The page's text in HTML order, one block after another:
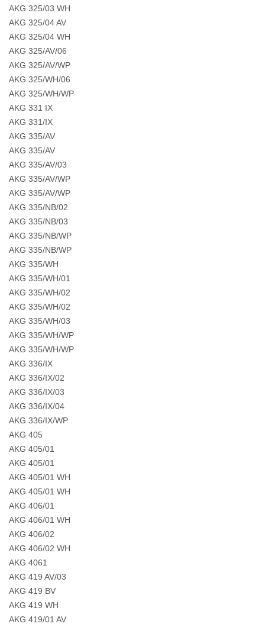
AKG 325/03 WH
AKG 325/04 AV
AKG 325/04 WH
AKG 325/AV/06
AKG 325/AV/WP
AKG 325/WH/06
AKG 325/WH/WP
AKG 331 IX
AKG 331/IX
AKG 335/AV
AKG 335/AV
AKG 335/AV/03
AKG 335/AV/WP
AKG 335/AV/WP
AKG 335/NB/02
AKG 335/NB/03
AKG 335/NB/WP
AKG 335/NB/WP
AKG 335/WH
AKG 335/WH/01
AKG 335/WH/02
AKG 335/WH/02
AKG 335/WH/03
AKG 335/WH/WP
AKG 335/WH/WP
AKG 336/IX
AKG 336/IX/02
AKG 336/IX/03
AKG 336/IX/04
AKG 336/IX/WP
AKG 405
AKG 405/01
AKG 405/01
AKG 405/01 WH
AKG 405/01 WH
AKG 406/01
AKG 406/01 WH
AKG 406/02
AKG 406/02 WH
AKG 4061
AKG 419 AV/03
AKG 419 BV
AKG 419 WH
AKG 419/01 AV